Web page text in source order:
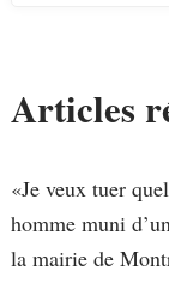
Articles
«Je veux tuer
homme muni
la mairie de